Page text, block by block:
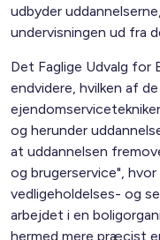
udbyder
undervisningen ud fra
Det Faglige Udvalg for
endvidere, hvilken af
og herunder
at uddannelsen
og brugerservice",
vedligeholdelses- og
arbejdet i en
hermed mere præcist